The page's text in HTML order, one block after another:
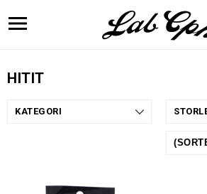
HITIT
KATEGORI